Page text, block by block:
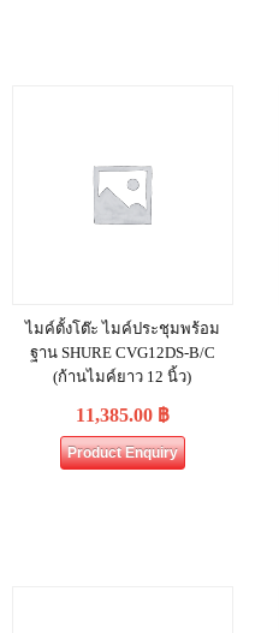
ไมค์ตั้งโต๊ะ ไมค์ประชุมพร้อม
ฐาน SHURE CVG12DS‐B/C
(ก้านไมค์ยาว 12 นิ้ว)
11,385.00 ฿
Product Enquiry